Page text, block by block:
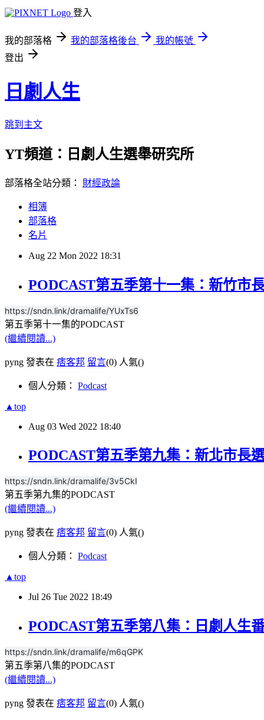
登入
我的部落格 我的部落格後台
我的帳號
登出
日劇人生
跳到主文
YT頻道：日劇人生選舉研究所
部落格全站分類： 財經政論
相簿
部落格
名片
Aug 22 Mon 2022 18:31
PODCAST第五季第十一集：新竹市
https://sndn.link/dramalife/YUxTs6
第五季第十一集的PODCAST
(繼續閱讀...)
pyng 發表在 痞客邦 留言(0) 人氣()
個人分類： Podcast
▲top
Aug 03 Wed 2022 18:40
PODCAST第五季第九集：新北市長
https://sndn.link/dramalife/3v5CkI
第五季第九集的PODCAST
(繼續閱讀...)
pyng 發表在 痞客邦 留言(0) 人氣()
個人分類： Podcast
▲top
Jul 26 Tue 2022 18:49
PODCAST第五季第八集：日劇人生
https://sndn.link/dramalife/m6qGPK
第五季第八集的PODCAST
(繼續閱讀...)
pyng 發表在 痞客邦 留言(0) 人氣()